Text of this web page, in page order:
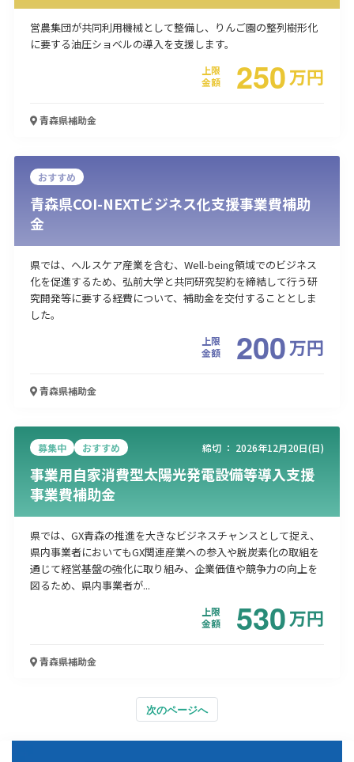
営農集団が共同利用機械として整備し、りんご園の整列樹形化
に要する油圧ショベルの導入を支援します。
上限
金額
250万円
青森県補助金
おすすめ
青森県COI-NEXTビジネス化支援事業費補助
金
県では、ヘルスケア産業を含む、Well-being領域でのビジネス
化を促進するため、弘前大学と共同研究契約を締結して行う研
究開発等に要する経費について、補助金を交付することとしま
した。
上限
金額
200万円
青森県補助金
募集中 おすすめ 締切 ： 2026年12月20日(日)
事業用自家消費型太陽光発電設備等導入支援
事業費補助金
県では、GX青森の推進を大きなビジネスチャンスとして捉え、
県内事業者においてもGX関連産業への参入や脱炭素化の取組を
通じて経営基盤の強化に取り組み、企業価値や競争力の向上を
図るため、県内事業者が...
上限
金額
530万円
青森県補助金
次のページへ